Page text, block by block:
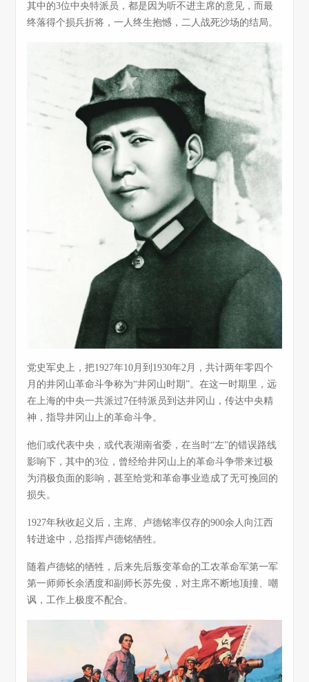
其中的3位中央特派员，都是因为听不进主席的意见，而最
终落得个损兵折将，一人终生抱憾，二人战死沙场的结局。
党史军史上，把1927年10月到1930年2月，共计两年零四个
月的井冈山革命斗争称为“井冈山时期”。在这一时期里，远
在上海的中央一共派过7任特派员到达井冈山，传达中央精
神，指导井冈山上的革命斗争。
他们或代表中央，或代表湖南省委，在当时“左”的错误路线
影响下，其中的3位，曾经给井冈山上的革命斗争带来过极
为消极负面的影响，甚至给党和革命事业造成了无可挽回的
损失。
1927年秋收起义后，主席、卢德铭率仅存的900余人向江西
转进途中，总指挥卢德铭牺牲。
随着卢德铭的牺牲，后来先后叛变革命的工农革命军第一军
第一师师长余洒度和副师长苏先俊，对主席不断地顶撞、嘲
讽，工作上极度不配合。